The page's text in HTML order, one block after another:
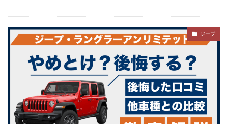
ジープ